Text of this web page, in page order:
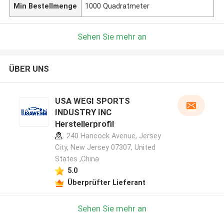
Min Bestellmenge 1000 Quadratmeter
Sehen Sie mehr an
ÜBER UNS
USA WEGI SPORTS
INDUSTRY INC
Herstellerprofil
240 Hancock Avenue, Jersey
City, New Jersey 07307, United
States ,China
5.0
Überprüfter Lieferant
Sehen Sie mehr an